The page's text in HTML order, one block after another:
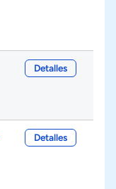
Detalles
Detalles